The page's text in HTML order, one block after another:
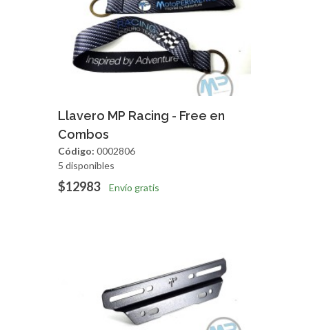
Agregar Vista Rapida
Llavero MP Racing - Free en
Combos
Código: 0002806
5 disponibles
$12983 Envío gratis